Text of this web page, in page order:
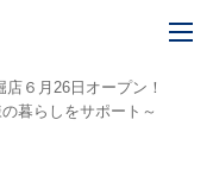
６月26日オープン！
暮らしをサポート～